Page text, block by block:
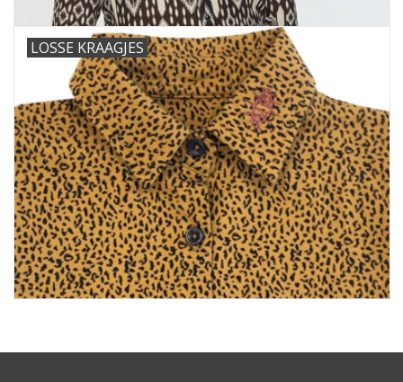
LOSSE KRAAGJES